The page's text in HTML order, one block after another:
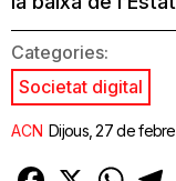
Categories:
Societat digital
ACN Dijous, 27 de
Facebook
X